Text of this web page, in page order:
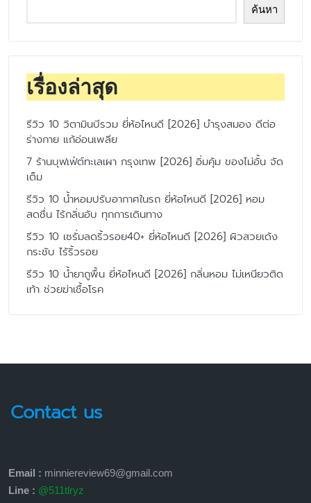
ค้นหา
เรื่องล่าสุด
รีวิว 10 วิตามินบีรวม ยี่ห้อไหนดี [2026] บำรุงสมอง ดีต่อ
ร่างกาย แก้อ่อนเพลีย
7 ร้านบุฟเฟ่ต์ทะเลเผา กรุงเทพ [2026] อิ่มคุ้ม ของไม่อั้น จัด
เต็ม
รีวิว 10 น้ำหอมปรับอากาศในรถ ยี่ห้อไหนดี [2026] หอม
สดชื่น ไร้กลิ่นอับ ทุกการเดินทาง
รีวิว 10 เซรั่มลดริ้วรอย40+ ยี่ห้อไหนดี [2026] ผิวสวยเด้ง
กระชับ ไร้ริ้วรอย
รีวิว 10 น้ำยาถูพื้น ยี่ห้อไหนดี [2026] กลิ่นหอม ไม่เหนียวติด
เท้า ช่วยฆ่าเชื้อโรค
Contact us
Email : minniereview69@gmail.com
Line : @511tlryz